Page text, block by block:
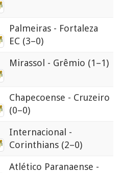
Palmeiras - Fortaleza
EC (3–0)
Mirassol - Grêmio (1–1)
Chapecoense - Cruzeiro
(0–0)
Internacional -
Corinthians (2–0)
Atlético Paranaense -